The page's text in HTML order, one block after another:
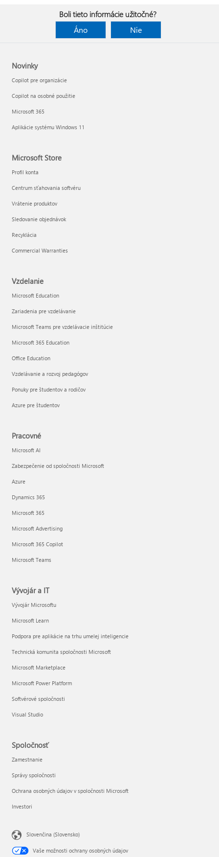
Boli tieto informácie užitočné?
Áno
Nie
Novinky
Copilot pre organizácie
Copilot na osobné použitie
Microsoft 365
Aplikácie systému Windows 11
Microsoft Store
Profil konta
Centrum sťahovania softvéru
Vrátenie produktov
Sledovanie objednávok
Recyklácia
Commercial Warranties
Vzdelanie
Microsoft Education
Zariadenia pre vzdelávanie
Microsoft Teams pre vzdelávacie inštitúcie
Microsoft 365 Education
Office Education
Vzdelávanie a rozvoj pedagógov
Ponuky pre študentov a rodičov
Azure pre študentov
Pracovné
Microsoft AI
Zabezpečenie od spoločnosti Microsoft
Azure
Dynamics 365
Microsoft 365
Microsoft Advertising
Microsoft 365 Copilot
Microsoft Teams
Vývojár a IT
Vývojár Microsoftu
Microsoft Learn
Podpora pre aplikácie na trhu umelej inteligencie
Technická komunita spoločnosti Microsoft
Microsoft Marketplace
Microsoft Power Platform
Softvérové spoločnosti
Visual Studio
Spoločnosť
Zamestnanie
Správy spoločnosti
Ochrana osobných údajov v spoločnosti Microsoft
Investori
Slovenčina (Slovensko)
Vaše možnosti ochrany osobných údajov